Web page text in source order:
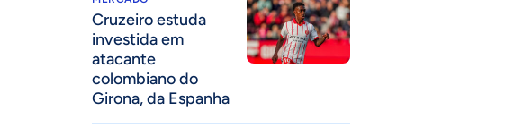
Cruzeiro estuda
investida em
atacante
colombiano do
Girona, da Espanha